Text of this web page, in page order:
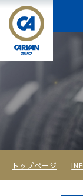
トップページ